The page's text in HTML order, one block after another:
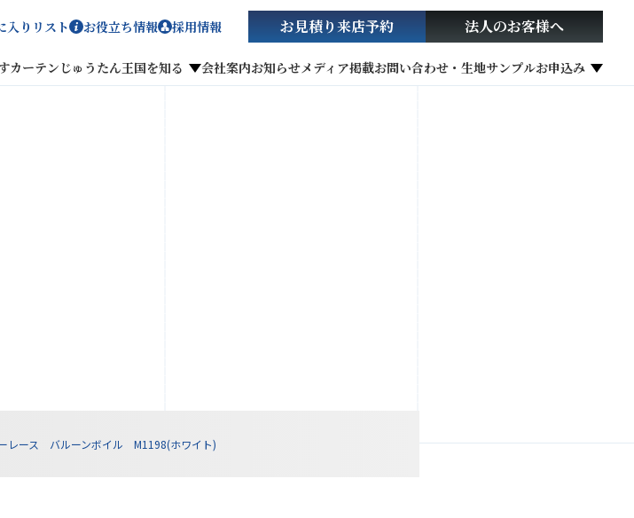
入りリスト お役立ち情報 採用情報
カーテンじゅうたん王国を知る 会社案内お知らせメディア掲載お問い合わせ・生地サンプルお申込み
お見積り来店予約 法人のお客様へ
ーレース バルーンボイル M1198(ホワイト)